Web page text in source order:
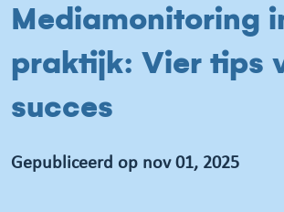
Mediamonitoring
praktijk: Vier tips
succes
Gepubliceerd op nov 01, 2025